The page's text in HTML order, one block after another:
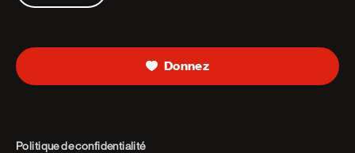
Donnez
Politique de confidentialité